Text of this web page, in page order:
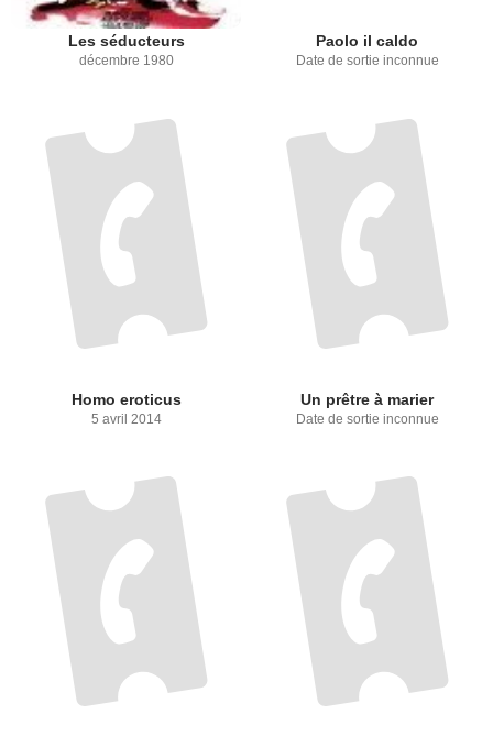
Les séducteurs
décembre 1980
Paolo il caldo
Date de sortie inconnue
Homo eroticus
5 avril 2014
Un prêtre à marier
Date de sortie inconnue